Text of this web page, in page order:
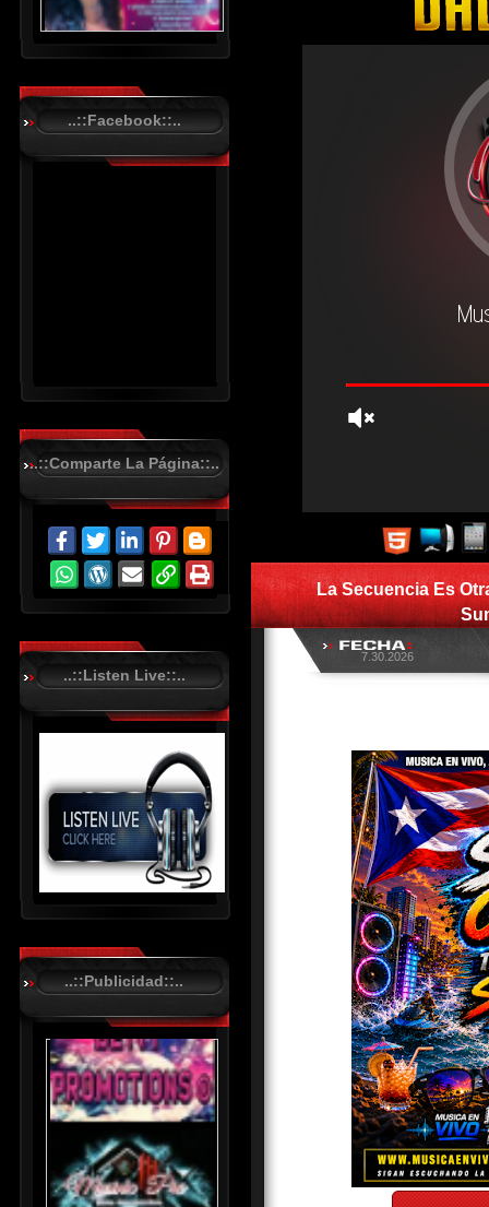
..::Facebook::..
..::Comparte La Página::..
..::Listen Live::..
A
S
..::Publicidad::..
A
T
.
N
La Secuencia Es
7.30.2026